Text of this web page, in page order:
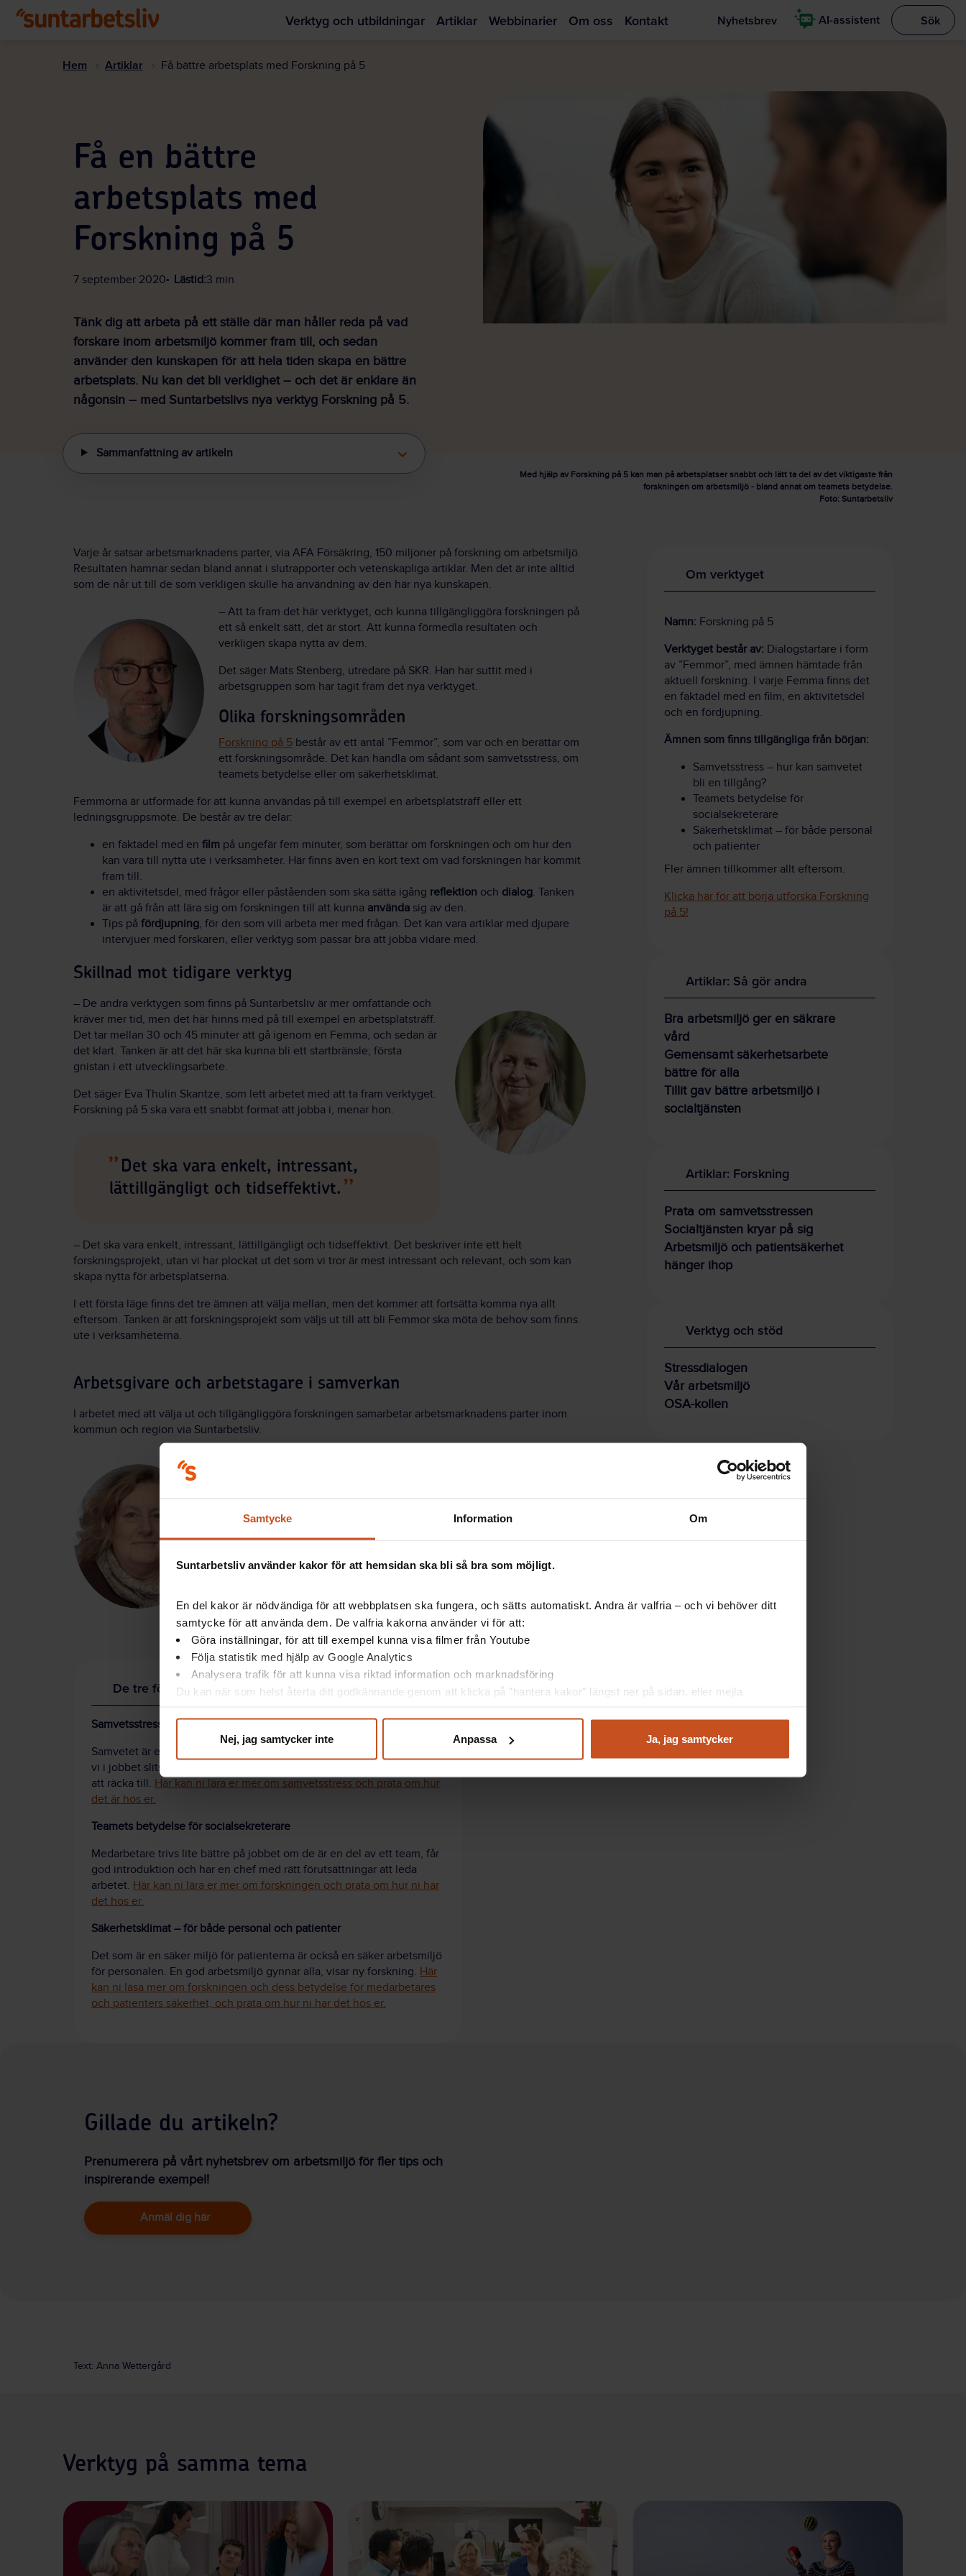
Samtycke Information Om
Suntarbetsliv använder kakor för att hemsidan ska bli så bra som möjligt.
En del kakor är nödvändiga för att webbplatsen ska fungera, och sätts automatiskt. Andra är valfria – och vi behöver ditt
samtycke för att använda dem. De valfria kakorna använder vi för att:
Göra inställningar, för att till exempel kunna visa filmer från Youtube
Följa statistik med hjälp av Google Analytics
Analysera trafik för att kunna visa riktad information och marknadsföring
Du kan när som helst återta ditt godkännande genom att klicka på ”hantera kakor” längst ner på sidan, eller mejla
Nej, jag samtycker inte Anpassa Ja, jag samtycker
Verktyg och utbildningar Artiklar Webbinarier Om oss Kontakt Nyhetsbrev AI-assistent Visa
Sök
Hem Artiklar Få bättre arbetsplats med Forskning på 5
Få en bättre
arbetsplats med
Forskning på 5
7 september 2020 Lästid:3 min
Tänk dig att arbeta på ett ställe där man håller reda på vad
forskare inom arbetsmiljö kommer fram till, och sedan
använder den kunskapen för att hela tiden skapa en bättre
arbetsplats. Nu kan det bli verklighet – och det är enklare än
någonsin – med Suntarbetslivs nya verktyg Forskning på 5.
Med hjälp av Forskning på 5 kan man på arbetsplatser snabbt och lätt ta del av det viktigaste från
forskningen om arbetsmiljö - bland annat om teamets betydelse.
Foto: Suntarbetsliv
Sammanfattning av artikeln
Varje år satsar arbetsmarknadens parter, via AFA Försäkring, 150 miljoner på forskning om arbetsmiljö.
Resultaten hamnar sedan bland annat i slutrapporter och vetenskapliga artiklar. Men det är inte alltid
som de når ut till de som verkligen skulle ha användning av den här nya kunskapen.
– Att ta fram det här verktyget, och kunna tillgängliggöra forskningen på
ett så enkelt sätt, det är stort. Att kunna förmedla resultaten och
verkligen skapa nytta av dem.
Det säger Mats Stenberg, utredare på SKR. Han har suttit med i
arbetsgruppen som har tagit fram det nya verktyget.
Olika forskningsområden
Forskning på 5 består av ett antal ”Femmor”, som var och en berättar om
ett forskningsområde. Det kan handla om sådant som samvetsstress, om
teamets betydelse eller om säkerhetsklimat.
Femmorna är utformade för att kunna användas på till exempel en arbetsplatsträff eller ett
ledningsgruppsmöte. De består av tre delar:
en faktadel med en film på ungefär fem minuter, som berättar om forskningen och om hur den
kan vara till nytta ute i verksamheter. Här finns även en kort text om vad forskningen har kommit
fram till.
en aktivitetsdel, med frågor eller påståenden som ska sätta igång reflektion och dialog. Tanken
är att gå från att lära sig om forskningen till att kunna använda sig av den.
Tips på fördjupning, för den som vill arbeta mer med frågan. Det kan vara artiklar med djupare
intervjuer med forskaren, eller verktyg som passar bra att jobba vidare med.
Skillnad mot tidigare verktyg
– De andra verktygen som finns på Suntarbetsliv är mer omfattande och
kräver mer tid, men det här hinns med på till exempel en arbetsplatsträff.
Det tar mellan 30 och 45 minuter att gå igenom en Femma, och sedan är
det klart. Tanken är att det här ska kunna bli ett startbränsle; första
gnistan i ett utvecklingsarbete.
Det säger Eva Thulin Skantze, som lett arbetet med att ta fram verktyget.
Forskning på 5 ska vara ett snabbt format att jobba i, menar hon.
Det ska vara enkelt, intressant,
lättillgängligt och tidseffektivt.
– Det ska vara enkelt, intressant, lättillgängligt och tidseffektivt. Det beskriver inte ett helt
forskningsprojekt, utan vi har plockat ut det som vi tror är mest intressant och relevant, och som kan
skapa nytta för arbetsplatserna.
I ett första läge finns det tre ämnen att välja mellan, men det kommer att fortsätta komma nya allt
eftersom. Tanken är att forskningsprojekt som väljs ut till att bli Femmor ska möta de behov som finns
ute i verksamheterna.
Arbetsgivare och arbetstagare i samverkan
I arbetet med att välja ut och tillgängliggöra forskningen samarbetar arbetsmarknadens parter inom
kommun och region via Suntarbetsliv.
här verktyget kommer ut i verksamheterna.
– Det finns ett enormt intresse och behov av forskningsresultat som kan
bidra till bra förebyggande arbetsmiljöarbete. Forskning på 5 gör det lätt
att sätta sig in i och omsätta de senaste rönen just där man finns,
arbetets vardag, där allt viktigt arbete görs och kunskapen om
verksamheten finns.
Om verktyget
Namn: Forskning på 5
Verktyget består av: Dialogstartare i form
av ”Femmor”, med ämnen hämtade från
aktuell forskning. I varje Femma finns det
en faktadel med en film, en aktivitetsdel
och en fördjupning.
Ämnen som finns tillgängliga från början:
Samvetsstress – hur kan samvetet
bli en tillgång?
Teamets betydelse för
socialsekreterare
Säkerhetsklimat – för både personal
och patienter
Fler ämnen tillkommer allt eftersom.
Klicka här för att börja utforska Forskning
på 5!
Artiklar: Så gör andra
Bra arbetsmiljö ger en säkrare
vård
Gemensamt säkerhetsarbete
bättre för alla
Tillit gav bättre arbetsmiljö i
socialtjänsten
Artiklar: Forskning
Prata om samvetsstressen
Socialtjänsten kryar på sig
Arbetsmiljö och patientsäkerhet
hänger ihop
Verktyg och stöd
Stressdialogen
Vår arbetsmiljö
OSA-kollen
De tre första Femmorna
Samvetsstress – hur kan samvetet bli en tillgång?
Samvetet är en viktig drivkraft. Men det kan också leda till stress, om
vi i jobbet slits mellan andra människors behov och vår egen förmåga
att räcka till. Här kan ni lära er mer om samvetsstress och prata om hur
det är hos er.
Teamets betydelse för socialsekreterare
Medarbetare trivs lite bättre på jobbet om de är en del av ett team, får
god introduktion och har en chef med rätt förutsättningar att leda
arbetet. Här kan ni lära er mer om forskningen och prata om hur ni har
det hos er.
Säkerhetsklimat – för både personal och patienter
Det som är en säker miljö för patienterna är också en säker arbetsmiljö
för personalen. En god arbetsmiljö gynnar alla, visar ny forskning. Här
kan ni läsa mer om forskningen och dess betydelse för medarbetares
och patienters säkerhet, och prata om hur ni har det hos er.
Gillade du artikeln?
Prenumerera på vårt nyhetsbrev om arbetsmiljö för fler tips och
inspirerande exempel!
Anmäl dig här
Text: Anna Wettergård
Verktyg på samma tema